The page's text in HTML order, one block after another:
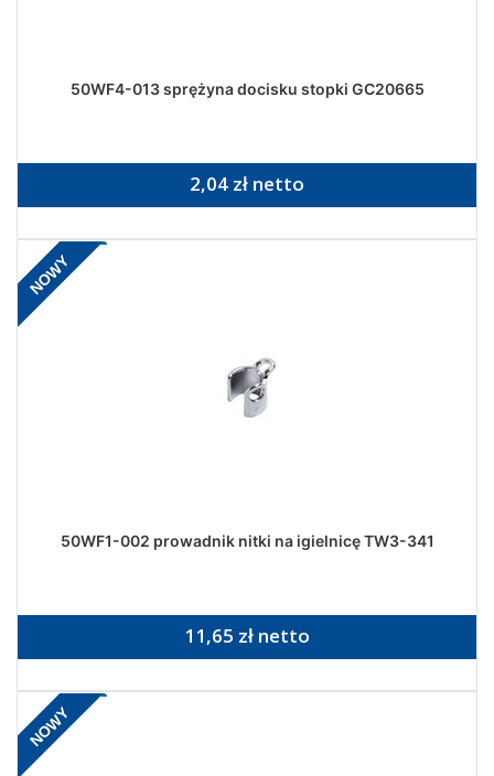
50WF4-013 sprężyna docisku stopki GC20665
2,04 zł netto
NOWY
50WF1-002 prowadnik nitki na igielnicę TW3-341
11,65 zł netto
NOWY